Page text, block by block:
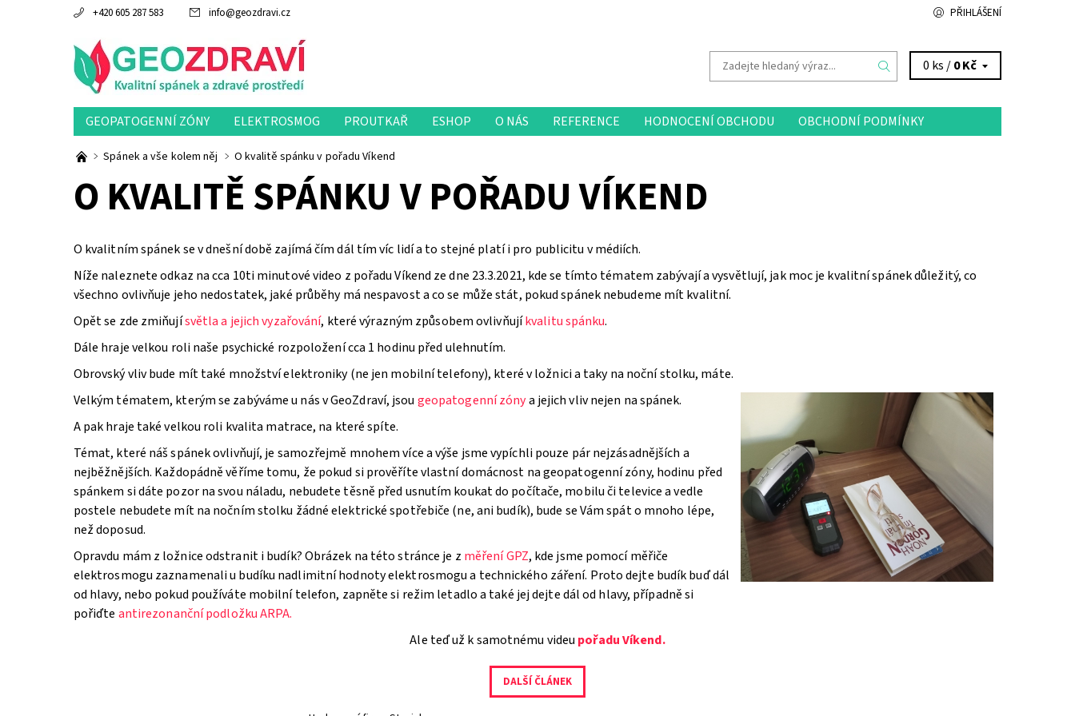
+420 605 287 583 info@geozdravi.cz PŘIHLÁŠENÍ
0 ks /0 Kč
GEOPATOGENNÍ ZÓNY ELEKTROSMOG PROUTKAŘ ESHOP O NÁS REFERENCE HODNOCENÍ OBCHODU OBCHODNÍ PODMÍNKY
Spánek a vše kolem něj O kvalitě spánku v pořadu Víkend
O KVALITĚ SPÁNKU V POŘADU VÍKEND
O kvalitním spánek se v dnešní době zajímá čím dál tím víc lidí a to stejné platí i pro publicitu v médiích.
Níže naleznete odkaz na cca 10ti minutové video z pořadu Víkend ze dne 23.3.2021, kde se tímto tématem zabývají a vysvětlují, jak moc je kvalitní spánek důležitý, co
všechno ovlivňuje jeho nedostatek, jaké průběhy má nespavost a co se může stát, pokud spánek nebudeme mít kvalitní.
Opět se zde zmiňujísvětla a jejich vyzařování, které výrazným způsobem ovlivňujíkvalitu spánku.
Dále hraje velkou roli naše psychické rozpoložení cca 1 hodinu před ulehnutím.
Obrovský vliv bude mít také množství elektroniky (ne jen mobilní telefony), které v ložnici a taky na noční stolku, máte.
Velkým tématem, kterým se zabýváme u nás v GeoZdraví, jsou geopatogenní zónya jejich vliv nejen na spánek.
A pak hraje také velkou roli kvalita matrace, na které spíte.
Témat, které náš spánek ovlivňují, je samozřejmě mnohem více a výše jsme vypíchli pouze pár nejzásadnějších a
nejběžnějších. Každopádně věříme tomu, že pokud si prověříte vlastní domácnost na geopatogenní zóny, hodinu před
spánkem si dáte pozor na svou náladu, nebudete těsně před usnutím koukat do počítače, mobilu či televice a vedle
postele nebudete mít na nočním stolku žádné elektrické spotřebiče (ne, ani budík), bude se Vám spát o mnoho lépe,
než doposud.
Opravdu mám z ložnice odstranit i budík? Obrázek na této stránce je z měření GPZ, kde jsme pomocí měřiče
elektrosmogu zaznamenali u budíku nadlimitní hodnoty elektrosmogu a technického záření. Proto dejte budík buď dál
od hlavy, nebo pokud používáte mobilní telefon, zapněte si režim letadlo a také jej dejte dál od hlavy, případně si
pořiďte antirezonanční podložku ARPA.
Ale teď už k samotnému videu pořadu Víkend.
DALŠÍ ČLÁNEK